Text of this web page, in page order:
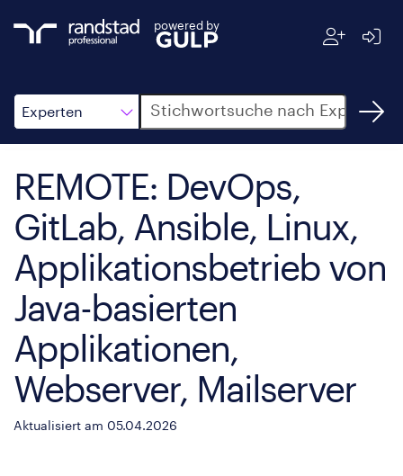
powered by
Experten
Suche
REMOTE: DevOps,
GitLab, Ansible, Linux,
Applikationsbetrieb von
Java-basierten
Applikationen,
Webserver, Mailserver
Aktualisiert am 05.04.2026